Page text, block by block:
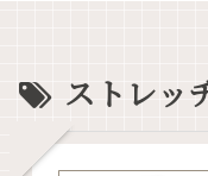
ストレッ